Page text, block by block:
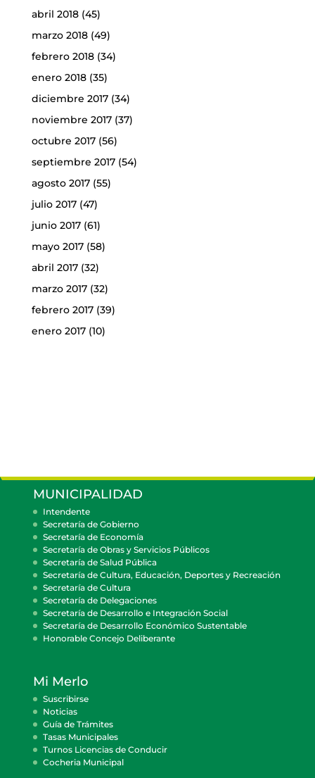
abril 2018(45)
marzo 2018(49)
febrero 2018(34)
enero 2018(35)
diciembre 2017(34)
noviembre 2017(37)
octubre 2017(56)
septiembre 2017(54)
agosto 2017(55)
julio 2017(47)
junio 2017(61)
mayo 2017(58)
abril 2017(32)
marzo 2017(32)
febrero 2017(39)
enero 2017(10)
MUNICIPALIDAD
Intendente
Secretaría de Gobierno
Secretaría de Economía
Secretaría de Obras y Servicios Públicos
Secretaría de Salud Pública
Secretaría de Cultura, Educación, Deportes y Recreación
Secretaría de Cultura
Secretaría de Delegaciones
Secretaría de Desarrollo e Integración Social
Secretaría de Desarrollo Económico Sustentable
Honorable Concejo Deliberante
Mi Merlo
Suscribirse
Noticias
Guía de Trámites
Tasas Municipales
Turnos Licencias de Conducir
Cocheria Municipal